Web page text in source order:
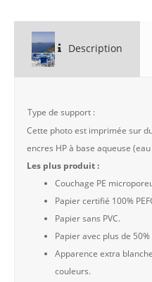
Description
Type de support :
Cette photo est imprimée sur
encres HP à base aqueuse
Les plus produit :
Couchage PE
Papier certifié 100%
Papier sans PVC.
Papier avec plus de
Apparence extra
couleurs.